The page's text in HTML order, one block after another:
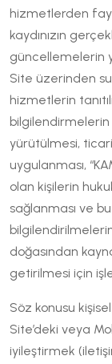
hizmetlerden
kaydınızın
güncellemelerin
Site üzerinden
hizmetlerin
bilgilendirmelerin
yürütülmesi,
uygulanması,
olan kişilerin
sağlanması ve
doğasından
getirilmesi için
Söz konusu
Site’deki veya
iyileştirmek